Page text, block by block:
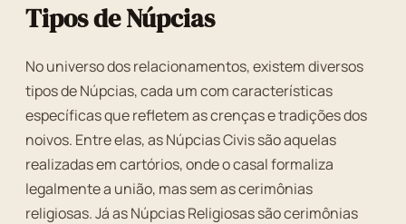
Tipos de Núpcias
No universo dos relacionamentos, existem diversos
tipos de Núpcias, cada um com características
específicas que refletem as crenças e tradições dos
noivos. Entre elas, as Núpcias Civis são aquelas
realizadas em cartórios, onde o casal formaliza
legalmente a união, mas sem as cerimônias
religiosas. Já as Núpcias Religiosas são cerimônias